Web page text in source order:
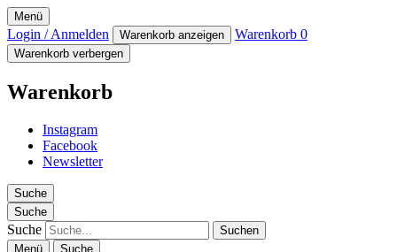
Menü
Login / Anmelden Warenkorb anzeigen Warenkorb 0
Warenkorb verbergen
Warenkorb
Instagram
Facebook
Newsletter
Suche
Suche
Suche
Menü Suche